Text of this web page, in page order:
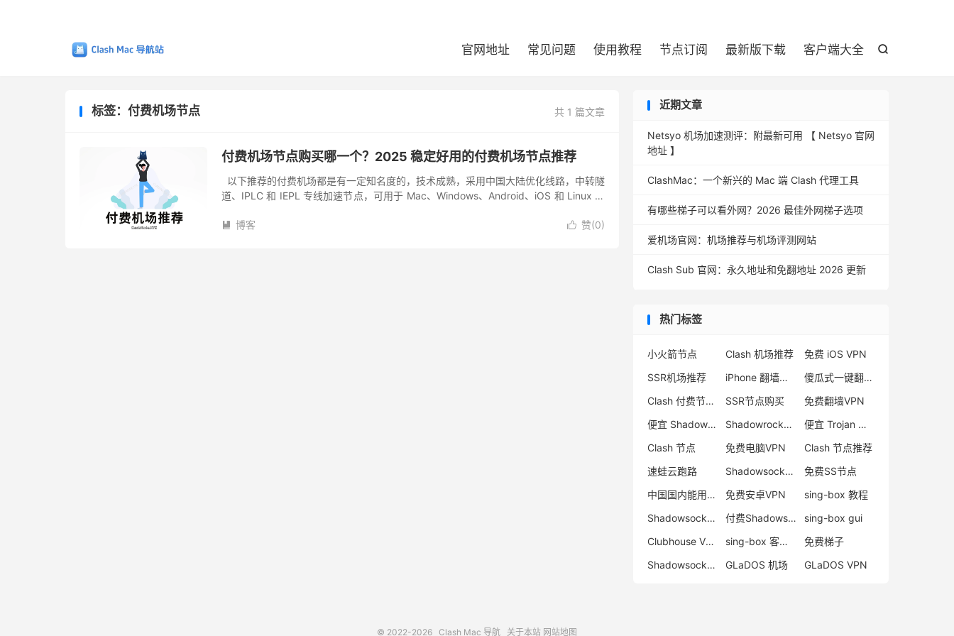

官网地址 常见问题 使用教程 节点订阅 最新版下载 客户端大全
共 1 篇文章
标签：付费机场节点
付费机场节点购买哪一个？2025 稳定好用的付费机场节点推荐
以下推荐的付费机场都是有一定知名度的，技术成熟，采用中国大陆优化线路，中转隧
道、IPLC 和 IEPL 专线加速节点，可用于 Mac、Windows、Android、iOS 和 Linux 平
 赞(0)
 博客
近期文章
Netsyo 机场加速测评：附最新可用 【 Netsyo 官网
地址 】
ClashMac：一个新兴的 Mac 端 Clash 代理工具
有哪些梯子可以看外网？2026 最佳外网梯子选项
爱机场官网：机场推荐与机场评测网站
Clash Sub 官网：永久地址和免翻地址 2026 更新
热门标签
小火箭节点 Clash 机场推荐
免费 iOS VPN
SSR机场推荐
iPhone 翻墙代理软件
傻瓜式一键翻墙VPN客户端
Clash 付费节点购买
SSR节点购买
免费翻墙VPN
便宜 Shadowsocks 购买
Shadowrocket 地址
便宜 Trojan 购买
Clash 节点
免费电脑VPN
Clash 节点推荐
速蛙云跑路
Shadowsocks 付费节点
免费SS节点
中国国内能用的翻墙VPN推荐
免费安卓VPN
sing-box 教程
Shadowsocks 节点哪里买
付费Shadowsocks推荐
sing-box gui
Clubhouse VPN
sing-box 客户端配置
免费梯子
Shadowsocks 服务器
GLaDOS 机场 GLaDOS VPN
© 2022-2026 Clash Mac 导航 关于本站 网站地图